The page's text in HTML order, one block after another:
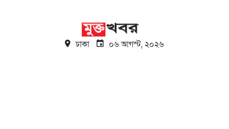
ঢাকা ০৬ আগস্ট, ২০২৬